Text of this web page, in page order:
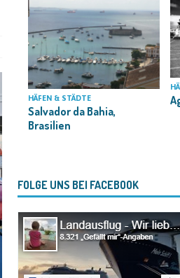
HÄFEN & STÄDTE
Salvador da Bahia,
Brasilien
FOLGE UNS BEI FACEBOOK